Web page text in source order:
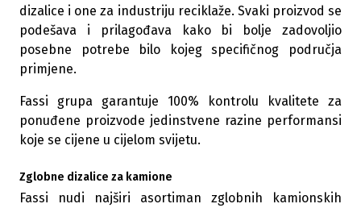
dizalice i one za industriju reciklaže. Svaki proizvod se
podešava i prilagođava kako bi bolje zadovoljio
posebne potrebe bilo kojeg specifičnog područja
primjene.
Fassi grupa garantuje 100% kontrolu kvalitete za
ponuđene proizvode jedinstvene razine performansi
koje se cijene u cijelom svijetu.
Zglobne dizalice za kamione
Fassi nudi najširi asortiman zglobnih kamionskih